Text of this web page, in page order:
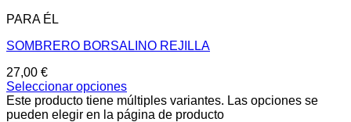
PARA ÉL
SOMBRERO BORSALINO REJILLA
27,00 €
Seleccionar opciones
Este producto tiene múltiples variantes. Las opciones se
pueden elegir en la página de producto